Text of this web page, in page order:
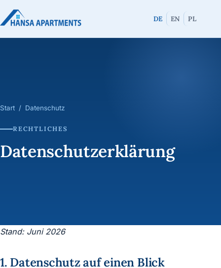
DE EN PL
Start / Datenschutz
RECHTLICHES
Datenschutzerklärung
Stand: Juni 2026
1. Datenschutz auf einen Blick